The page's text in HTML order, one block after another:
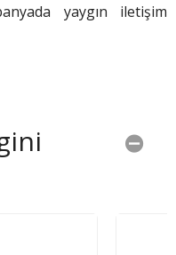
yaygın iletişim